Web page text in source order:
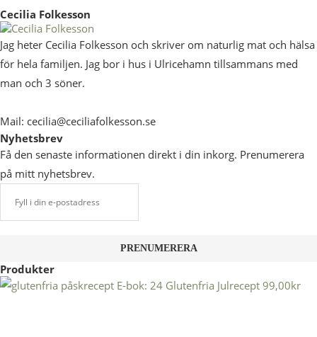
Cecilia Folkesson
Jag heter Cecilia Folkesson och skriver om naturlig mat och hälsa
för hela familjen. Jag bor i hus i Ulricehamn tillsammans med
man och 3 söner.
Mail: cecilia@ceciliafolkesson.se
Nyhetsbrev
Få den senaste informationen direkt i din inkorg. Prenumerera
på mitt nyhetsbrev.
Produkter
E-bok: 24 Glutenfria Julrecept 99,00kr